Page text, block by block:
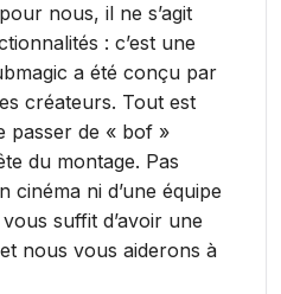
nous, il ne s’agit
: c’est une
a été conçu par
créateurs. Tout est
passer de « bof »
du montage. Pas
cinéma ni d’une équipe
suffit d’avoir une
nous vous aiderons à